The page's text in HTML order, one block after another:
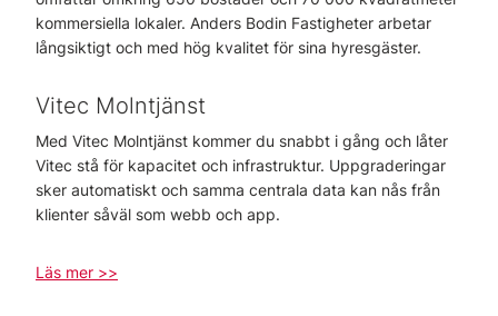
kommersiella lokaler. Anders Bodin Fastigheter arbetar
långsiktigt och med hög kvalitet för sina hyresgäster.
Vitec Molntjänst
Med Vitec Molntjänst kommer du snabbt i gång och låter
Vitec stå för kapacitet och infrastruktur. Uppgraderingar
sker automatiskt och samma centrala data kan nås från
klienter såväl som webb och app.
Läs mer >>